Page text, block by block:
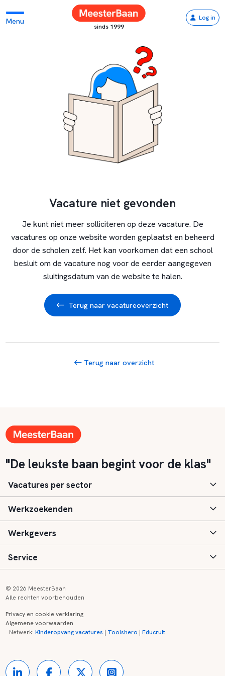
Menu
sinds 1999
Log in
Vacature niet gevonden
Je kunt niet meer solliciteren op deze vacature. De
vacatures op onze website worden geplaatst en beheerd
door de scholen zelf. Het kan voorkomen dat een school
besluit om de vacature nog voor de eerder aangegeven
sluitingsdatum van de website te halen.
Terug naar vacatureoverzicht
Terug naar overzicht
"De leukste baan begint voor de klas"
Vacatures per sector
Basisonderwijs
Speciaal (basis) onderwijs
Voortgezet onderwijs
Kinderopvang
Werkzoekenden
Aanmelden
Vacatures
Zij-instroom informatie
Werkgevers
Inloggen
Registreren
Service
Onderwijs links
© 2026 MeesterBaan
Alle rechten voorbehouden
Privacy en cookie verklaring
Algemene voorwaarden
Netwerk:Kinderopvang vacatures | Toolshero |Educruit